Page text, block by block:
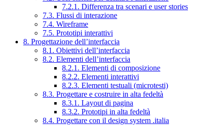
7.2.1. Differenza tra scenari e user stories
7.3. Flussi di interazione
7.4. Wireframe
7.5. Prototipi interattivi
8. Progettazione dell’interfaccia
8.1. Obiettivi dell’interfaccia
8.2. Elementi dell’interfaccia
8.2.1. Elementi di composizione
8.2.2. Elementi interattivi
8.2.3. Elementi testuali (microtesti)
8.3. Progettare e costruire in alta fedeltà
8.3.1. Layout di pagina
8.3.2. Prototipi in alta fedeltà
8.4. Progettare con il design system .italia